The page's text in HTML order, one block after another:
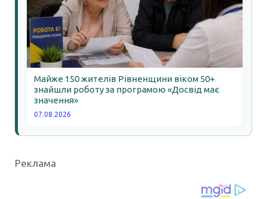
Майже 150 жителів Рівненщини віком 50+
знайшли роботу за програмою «Досвід має
значення»
07.08.2026
Реклама